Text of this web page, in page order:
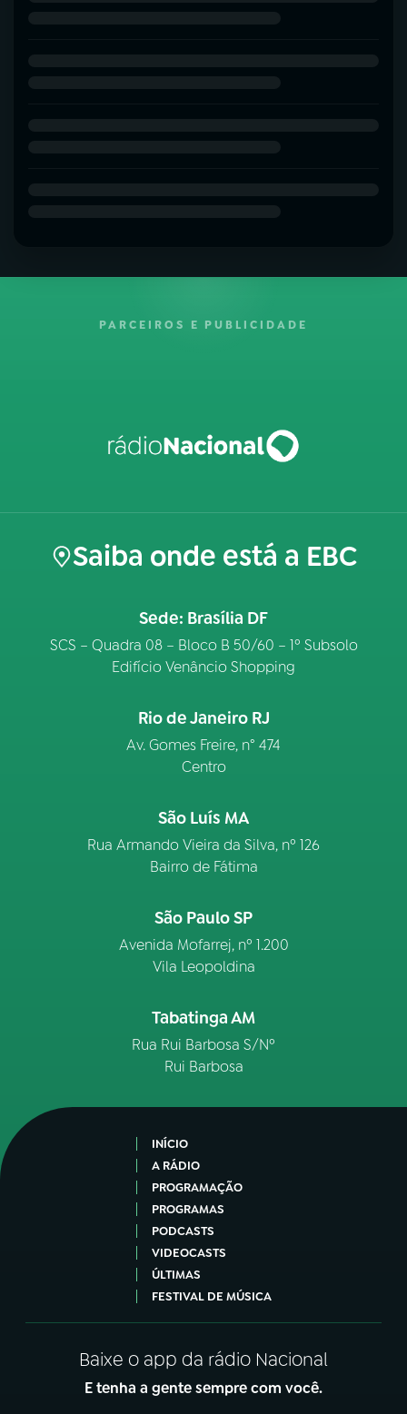
PARCEIROS E PUBLICIDADE
Saiba onde está a EBC
Sede: Brasília DF
SCS – Quadra 08 – Bloco B 50/60 – 1º Subsolo
Edifício Venâncio Shopping
Rio de Janeiro RJ
Av. Gomes Freire, n° 474
Centro
São Luís MA
Rua Armando Vieira da Silva, nº 126
Bairro de Fátima
São Paulo SP
Avenida Mofarrej, nº 1.200
Vila Leopoldina
Tabatinga AM
Rua Rui Barbosa S/Nº
Rui Barbosa
INÍCIO
A RÁDIO
PROGRAMAÇÃO
PROGRAMAS
PODCASTS
VIDEOCASTS
ÚLTIMAS
FESTIVAL DE MÚSICA
Baixe o app da rádio Nacional
E tenha a gente sempre com você.